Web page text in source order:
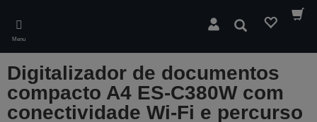
main
content
Menu
Pesquisar
Digitalizador de documentos
compacto A4 ES-C380W com
conectividade Wi-Fi e percurso